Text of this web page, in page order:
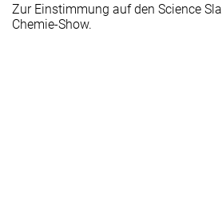
Zur Einstimmung auf den Science
Chemie-Show.